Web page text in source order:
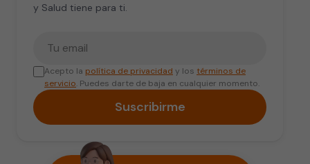
y Salud tiene para ti.
Acepto la política de privacidad y los términos de
servicio. Puedes darte de baja en cualquier momento.
Suscribirme